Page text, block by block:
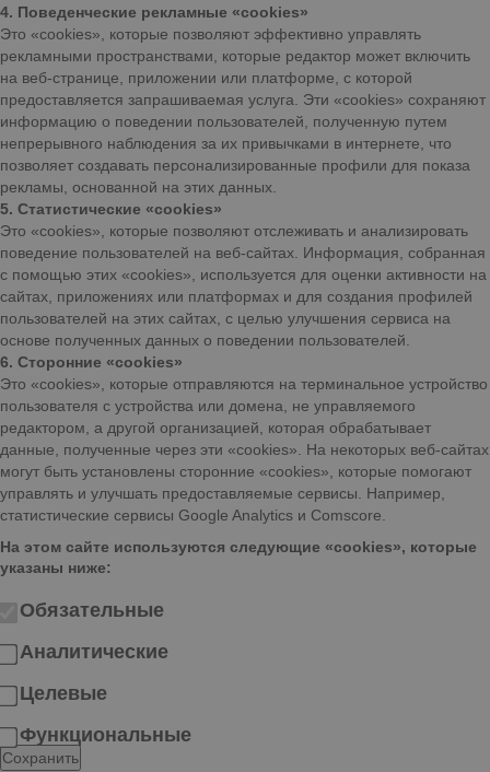
4. Поведенческие рекламные «cookies»
Это «cookies», которые позволяют эффективно управлять
рекламными пространствами, которые редактор может включить
на веб-странице, приложении или платформе, с которой
предоставляется запрашиваемая услуга. Эти «cookies» сохраняют
информацию о поведении пользователей, полученную путем
непрерывного наблюдения за их привычками в интернете, что
позволяет создавать персонализированные профили для показа
рекламы, основанной на этих данных.
5. Статистические «cookies»
Это «cookies», которые позволяют отслеживать и анализировать
поведение пользователей на веб-сайтах. Информация, собранная
с помощью этих «cookies», используется для оценки активности на
сайтах, приложениях или платформах и для создания профилей
пользователей на этих сайтах, с целью улучшения сервиса на
основе полученных данных о поведении пользователей.
6. Сторонние «cookies»
Это «cookies», которые отправляются на терминальное устройство
пользователя с устройства или домена, не управляемого
редактором, а другой организацией, которая обрабатывает
данные, полученные через эти «cookies». На некоторых веб-сайтах
могут быть установлены сторонние «cookies», которые помогают
управлять и улучшать предоставляемые сервисы. Например,
статистические сервисы Google Analytics и Comscore.
На этом сайте используются следующие «cookies», которые
указаны ниже:
Обязательные
Аналитические
Целевые
Функциональные
Сохранить